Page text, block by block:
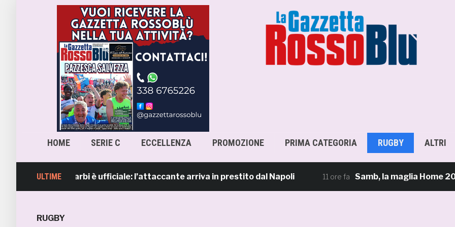
HOME SERIE C ECCELLENZA PROMOZIONE PRIMA CATEGORIA RUGBY ALTRI
ULTIME
Lorenzo Sgarbi è ufficiale: l’attaccante arriva in prestito dal Napoli 11 ore fa Samb, la maglia Home 2026/
RUGBY